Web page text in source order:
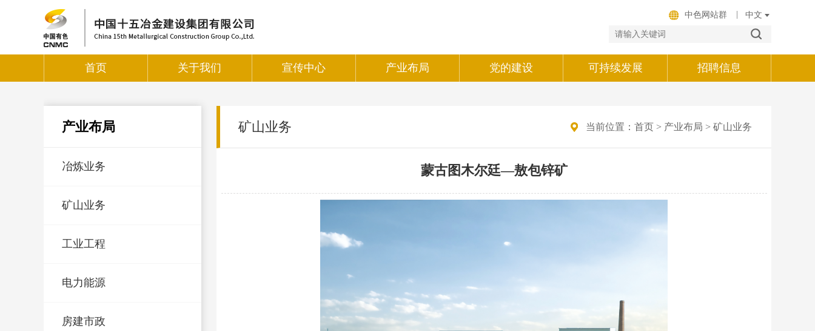
中色网站群
首页 关于我们 宣传中心 产业布局 党的建设 可持续发展 招聘信息
产业布局
冶炼业务
矿山业务
工业工程
电力能源
房建市政
矿山业务 当前位置： 首页 > 产业布局 > 矿山业务
蒙古图木尔廷—敖包锌矿